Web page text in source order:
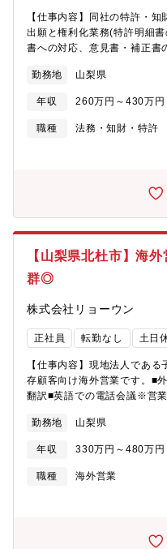
【仕事内容】同社の特許・
出願と権利化業務(特許明細
書への対応、意見書・補正
プライベートの時間をしっか
式会社ミラプログループとし
身・世帯用の寮を利用可能な
談ください 。
勤務地 山梨県
年収 260万円～430万円
職種
法務・知財・特許
【山梨県北杜市】海
群◎
株式会社リョーウン
正社員 転勤なし 土日
【仕事内容】現地法人であ
存顧客向け海外営業です。■
翻訳■英語での電話会議※営
用加速器メーカーなど【就業
間休日も徐々に増え、仕事と
ける事が可能となります。株
社近くの企業型保育施設、単
勤務地 山梨県
年収 330万円～480万円
職種
海外営業